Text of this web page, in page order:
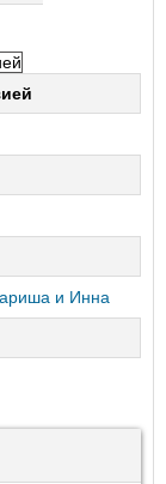
и Инна